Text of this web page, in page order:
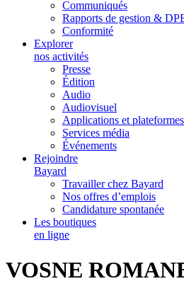
Communiqués
Rapports de gestion &
Conformité
Explorer
nos activités
Presse
Édition
Audio
Audiovisuel
Applications et plateformes
Services média
Événements
Rejoindre
Bayard
Travailler chez Bayard
Nos offres d’emplois
Candidature spontanée
Les boutiques
en ligne
VOSNE